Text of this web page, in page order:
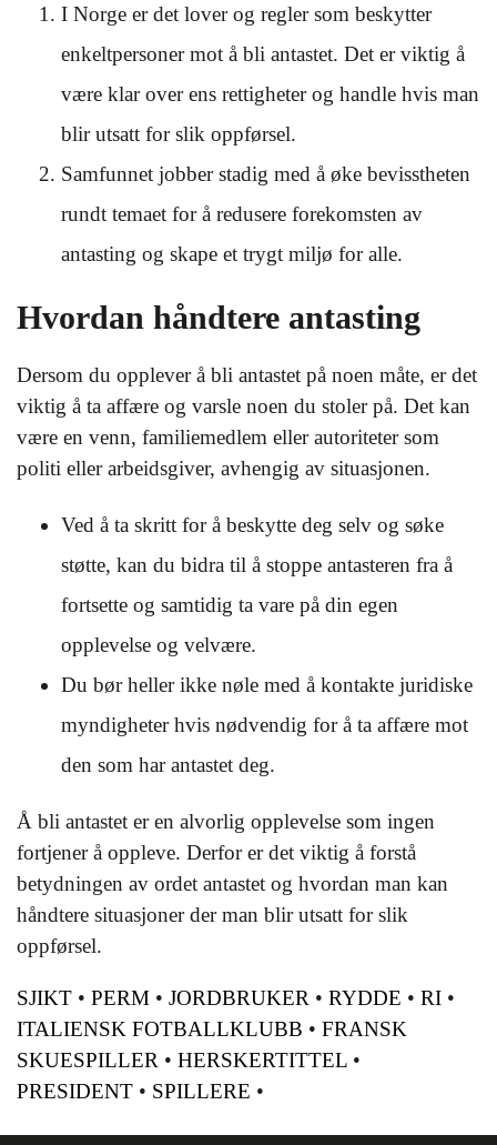
I Norge er det lover og regler som beskytter
enkeltpersoner mot å bli antastet. Det er viktig å
være klar over ens rettigheter og handle hvis man
blir utsatt for slik oppførsel.
Samfunnet jobber stadig med å øke bevisstheten
rundt temaet for å redusere forekomsten av
antasting og skape et trygt miljø for alle.
Hvordan håndtere antasting
Dersom du opplever å bli antastet på noen måte, er det
viktig å ta affære og varsle noen du stoler på. Det kan
være en venn, familiemedlem eller autoriteter som
politi eller arbeidsgiver, avhengig av situasjonen.
Ved å ta skritt for å beskytte deg selv og søke
støtte, kan du bidra til å stoppe antasteren fra å
fortsette og samtidig ta vare på din egen
opplevelse og velvære.
Du bør heller ikke nøle med å kontakte juridiske
myndigheter hvis nødvendig for å ta affære mot
den som har antastet deg.
Å bli antastet er en alvorlig opplevelse som ingen
fortjener å oppleve. Derfor er det viktig å forstå
betydningen av ordet antastet og hvordan man kan
håndtere situasjoner der man blir utsatt for slik
oppførsel.
SJIKT • PERM • JORDBRUKER • RYDDE • RI •
ITALIENSK FOTBALLKLUBB • FRANSK
SKUESPILLER • HERSKERTITTEL •
PRESIDENT • SPILLERE •